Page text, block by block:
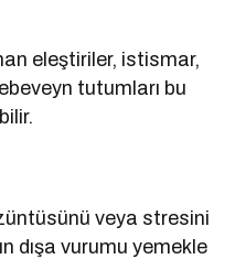
eleştiriler, istismar,
tutumları bu
veya stresini
dışa vurumu yemekle